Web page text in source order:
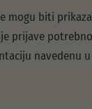
mogu biti
prijave
navedenu